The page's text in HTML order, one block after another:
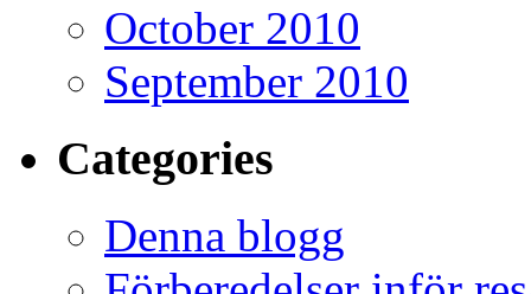
October 2010
September 2010
Categories
Denna blogg